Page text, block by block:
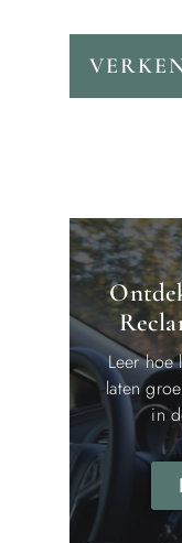
Leer hoe
laten
in